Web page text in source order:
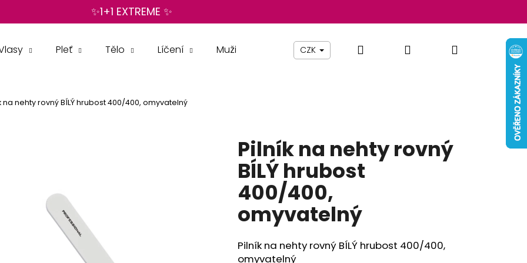
✨1+1 EXTREME ✨
Pleť Tělo Líčení Muži Beauty By Simona Pomůcky Nábytek
CZK Hledat PřihlášeníNákupní
na nehty rovný BÍLÝ hrubost 400/400, omyvatelný
Pilník na nehty rovný
BÍLÝ hrubost
400/400,
omyvatelný
Pilník na nehty rovný BÍLÝ hrubost 400/400,
omyvatelný
HLEDAT